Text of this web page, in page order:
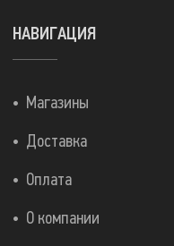
НАВИГАЦИЯ
Магазины
Доставка
Оплата
О компании